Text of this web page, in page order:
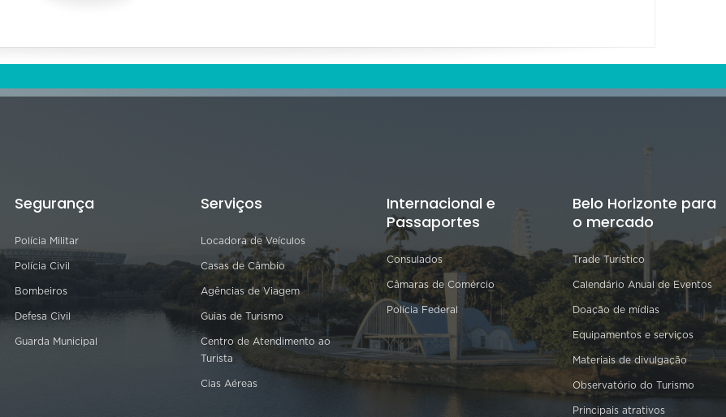
Segurança
Polícia Militar
Polícia Civil
Bombeiros
Defesa Civil
Guarda Municipal
Serviços
Locadora de Veículos
Casas de Câmbio
Agências de Viagem
Guias de Turismo
Centro de Atendimento ao
Turista
Cias Aéreas
Internacional e
Passaportes
Consulados
Câmaras de Comércio
Polícia Federal
Belo Horizonte para
o mercado
Trade Turístico
Calendário Anual de Eventos
Doação de mídias
Equipamentos e serviços
Materiais de divulgação
Observatório do Turismo
Principais atrativos